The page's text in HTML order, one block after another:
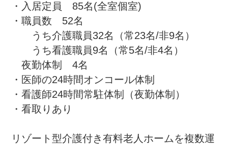
・入居定員　85名(全室個室)
・職員数　52名
うち介護職員32名（常23名/非9名）
うち看護職員9名（常5名/非4名）
夜勤体制　4名
・医師の24時間オンコール体制
・看護師24時間常駐体制（夜勤体制）
・看取りあり
リゾート型介護付き有料老人ホームを複数運